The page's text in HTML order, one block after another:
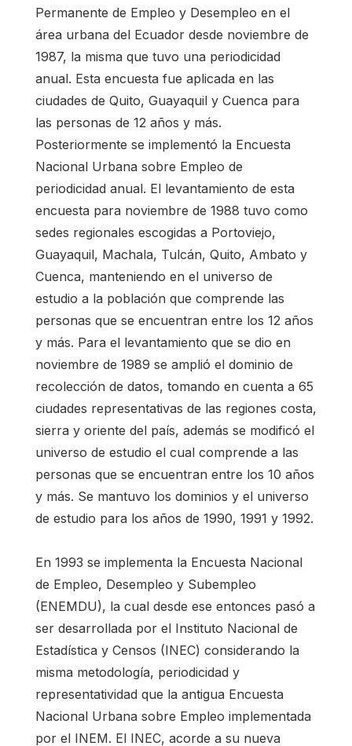
Permanente de Empleo y Desempleo en el
área urbana del Ecuador desde noviembre de
1987, la misma que tuvo una periodicidad
anual. Esta encuesta fue aplicada en las
ciudades de Quito, Guayaquil y Cuenca para
las personas de 12 años y más.
Posteriormente se implementó la Encuesta
Nacional Urbana sobre Empleo de
periodicidad anual. El levantamiento de esta
encuesta para noviembre de 1988 tuvo como
sedes regionales escogidas a Portoviejo,
Guayaquil, Machala, Tulcán, Quito, Ambato y
Cuenca, manteniendo en el universo de
estudio a la población que comprende las
personas que se encuentran entre los 12 años
y más. Para el levantamiento que se dio en
noviembre de 1989 se amplió el dominio de
recolección de datos, tomando en cuenta a 65
ciudades representativas de las regiones costa,
sierra y oriente del país, además se modificó el
universo de estudio el cual comprende a las
personas que se encuentran entre los 10 años
y más. Se mantuvo los dominios y el universo
de estudio para los años de 1990, 1991 y 1992.
En 1993 se implementa la Encuesta Nacional
de Empleo, Desempleo y Subempleo
(ENEMDU), la cual desde ese entonces pasó a
ser desarrollada por el Instituto Nacional de
Estadística y Censos (INEC) considerando la
misma metodología, periodicidad y
representatividad que la antigua Encuesta
Nacional Urbana sobre Empleo implementada
por el INEM. El INEC, acorde a su nueva